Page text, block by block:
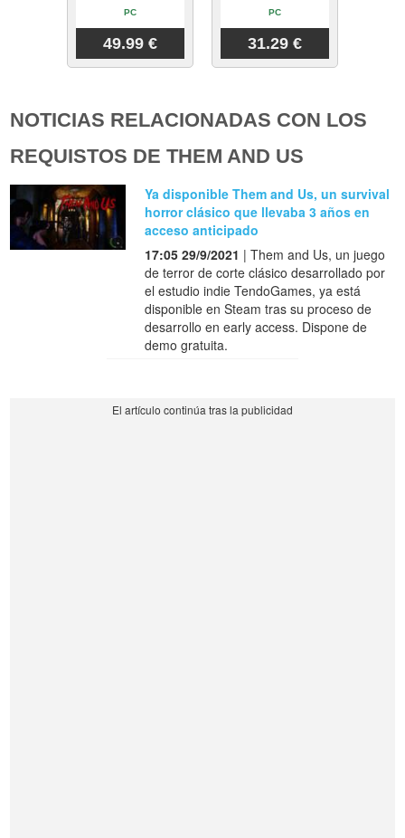
PC
49.99 €
PC
31.29 €
NOTICIAS RELACIONADAS CON LOS
REQUISTOS DE THEM AND US
Ya disponible Them and Us, un survival
horror clásico que llevaba 3 años en
acceso anticipado
17:05 29/9/2021 | Them and Us, un juego
de terror de corte clásico desarrollado por
el estudio indie TendoGames, ya está
disponible en Steam tras su proceso de
desarrollo en early access. Dispone de
demo gratuita.